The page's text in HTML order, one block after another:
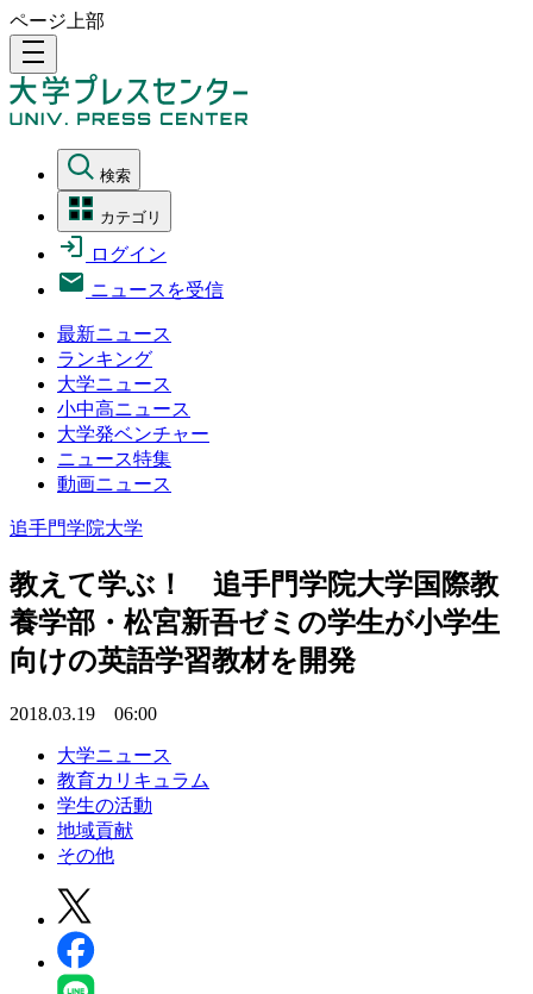
ページ上部
density_medium
検索
カテゴリ
ログイン
ニュースを受信
最新ニュース
ランキング
大学ニュース
小中高ニュース
大学発ベンチャー
ニュース特集
動画ニュース
追手門学院大学
教えて学ぶ！ 追手門学院大学国際教
養学部・松宮新吾ゼミの学生が小学生
向けの英語学習教材を開発
2018.03.19 06:00
大学ニュース
教育カリキュラム
学生の活動
地域貢献
その他